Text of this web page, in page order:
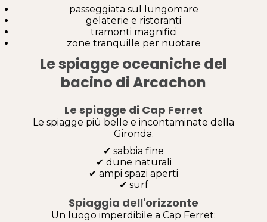
passeggiata sul lungomare
gelaterie e ristoranti
tramonti magnifici
zone tranquille per nuotare
Le spiagge oceaniche del
bacino di Arcachon
Le spiagge di Cap Ferret
Le spiagge più belle e incontaminate della
Gironda.
✔ sabbia fine
✔ dune naturali
✔ ampi spazi aperti
✔ surf
Spiaggia dell'orizzonte
Un luogo imperdibile a Cap Ferret: